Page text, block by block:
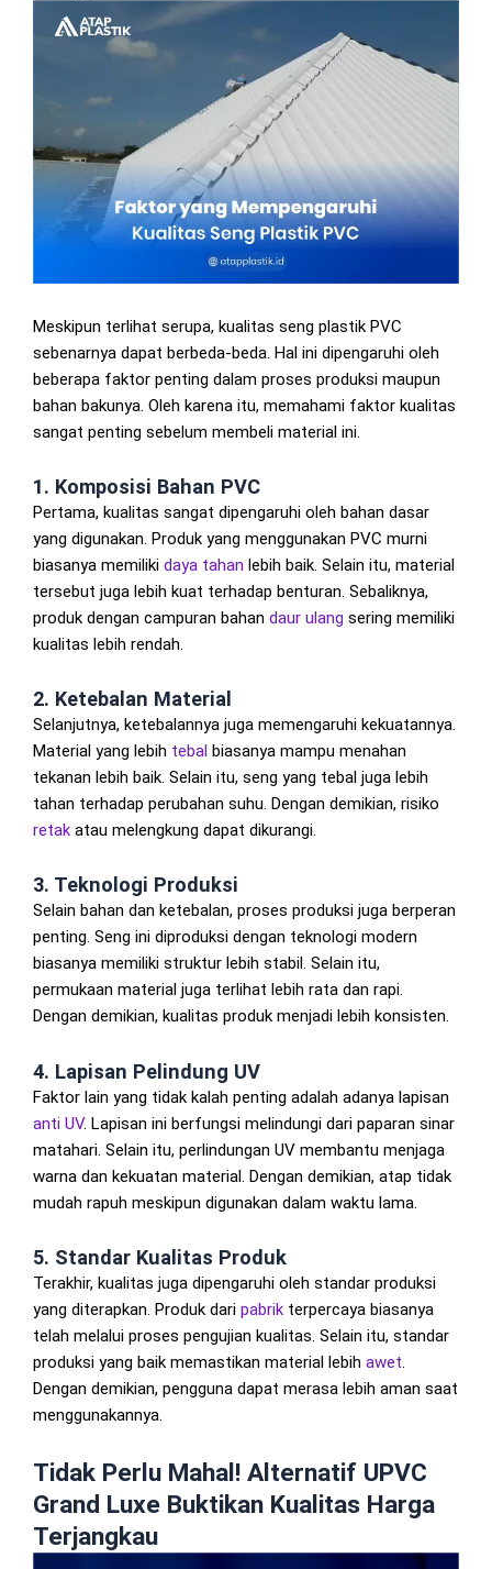
Meskipun terlihat serupa, kualitas seng plastik PVC
sebenarnya dapat berbeda-beda. Hal ini dipengaruhi oleh
beberapa faktor penting dalam proses produksi maupun
bahan bakunya. Oleh karena itu, memahami faktor kualitas
sangat penting sebelum membeli material ini.
1. Komposisi Bahan PVC
Pertama, kualitas sangat dipengaruhi oleh bahan dasar
yang digunakan. Produk yang menggunakan PVC murni
biasanya memiliki daya tahan lebih baik. Selain itu, material
tersebut juga lebih kuat terhadap benturan. Sebaliknya,
produk dengan campuran bahan daur ulang sering memiliki
kualitas lebih rendah.
2. Ketebalan Material
Selanjutnya, ketebalannya juga memengaruhi kekuatannya.
Material yang lebih tebal biasanya mampu menahan
tekanan lebih baik. Selain itu, seng yang tebal juga lebih
tahan terhadap perubahan suhu. Dengan demikian, risiko
retak atau melengkung dapat dikurangi.
3. Teknologi Produksi
Selain bahan dan ketebalan, proses produksi juga berperan
penting. Seng ini diproduksi dengan teknologi modern
biasanya memiliki struktur lebih stabil. Selain itu,
permukaan material juga terlihat lebih rata dan rapi.
Dengan demikian, kualitas produk menjadi lebih konsisten.
4. Lapisan Pelindung UV
Faktor lain yang tidak kalah penting adalah adanya lapisan
anti UV. Lapisan ini berfungsi melindungi dari paparan sinar
matahari. Selain itu, perlindungan UV membantu menjaga
warna dan kekuatan material. Dengan demikian, atap tidak
mudah rapuh meskipun digunakan dalam waktu lama.
5. Standar Kualitas Produk
Terakhir, kualitas juga dipengaruhi oleh standar produksi
yang diterapkan. Produk dari pabrik terpercaya biasanya
telah melalui proses pengujian kualitas. Selain itu, standar
produksi yang baik memastikan material lebih awet.
Dengan demikian, pengguna dapat merasa lebih aman saat
menggunakannya.
Tidak Perlu Mahal! Alternatif UPVC
Grand Luxe Buktikan Kualitas Harga
Terjangkau